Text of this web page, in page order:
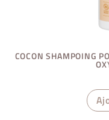
COCON SHAMPOING